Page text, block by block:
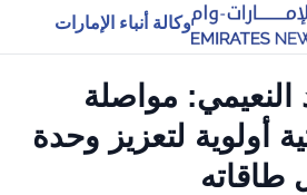
وكالة أنباء الإمارات
النعيمي: مواصلة
أولوية لتعزيز وحدة
طاقاته